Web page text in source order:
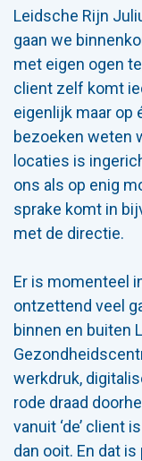
Leidsche Rijn
gaan we
met eigen ogen
client zelf komt
eigenlijk maar op
bezoeken weten
locaties is
ons als op enig
sprake komt in
met de directie.
Er is momenteel
ontzettend veel
binnen en buiten
werkdruk,
rode draad
vanuit ‘de’ client
dan ooit. En dat